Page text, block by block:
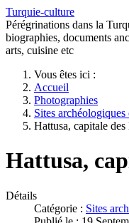
Turquie-culture
Pérégrinations dans la
biographies, documents
arts, cuisine etc
Vous êtes ici :
Accueil
Photographies
Sites
Hattusa, capitale
Hattusa,
Détails
Catégorie : Sites